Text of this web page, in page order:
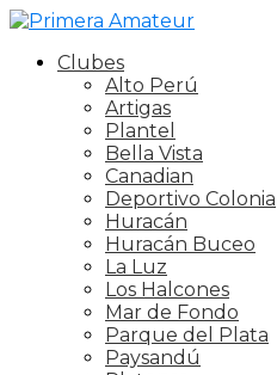
Clubes
Alto Perú
Artigas
Plantel
Bella Vista
Canadian
Deportivo Colonia
Huracán
Huracán Buceo
La Luz
Los Halcones
Mar de Fondo
Parque del Plata
Paysandú